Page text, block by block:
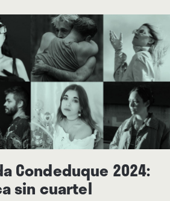
Condeduque 2024:
sin cuartel